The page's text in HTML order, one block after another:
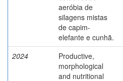
aeróbia de
silagens mistas
de capim-
elefante e cunhã.
2024
Productive,
morphological
and nutritional